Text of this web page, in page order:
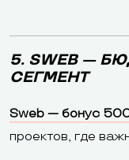
5. SWEB —
СЕГМЕНТ
Sweb — бонус
проектов, где